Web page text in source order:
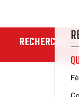
RECHERCHER